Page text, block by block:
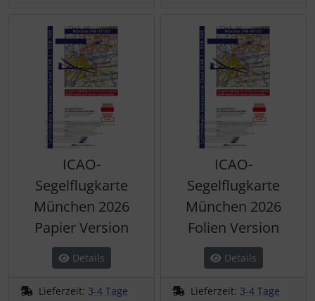
ICAO-
Segelflugkarte
München 2026
Papier Version
Details
Lieferzeit: 3-4 Tage
ICAO-
Segelflugkarte
München 2026
Folien Version
Details
Lieferzeit: 3-4 Tage
Tapes und Tuning
Transponder
Warn- und Schutzfolien
Sonstiges